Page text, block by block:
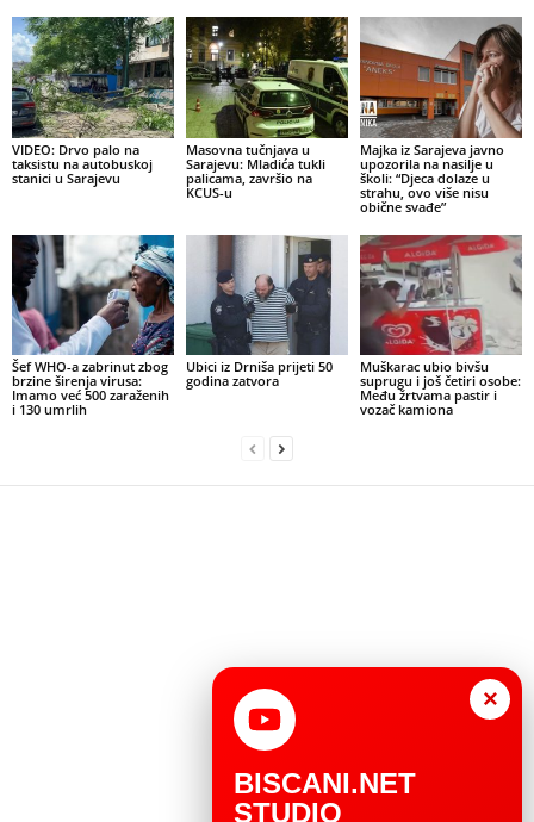
VIDEO: Drvo palo na
taksistu na autobuskoj
stanici u Sarajevu
Masovna tučnjava u
Sarajevu: Mladića tukli
palicama, završio na
KCUS-u
Majka iz Sarajeva javno
upozorila na nasilje u
školi: “Djeca dolaze u
strahu, ovo više nisu
obične svađe”
Šef WHO-a zabrinut zbog
brzine širenja virusa:
Imamo već 500 zaraženih
i 130 umrlih
Ubici iz Drniša prijeti 50
godina zatvora
Muškarac ubio bivšu
suprugu i još četiri osobe:
Među žrtvama pastir i
vozač kamiona
×
BISCANI.NET
STUDIO